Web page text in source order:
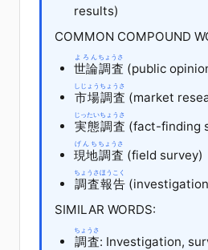
results)
COMMON COMPOUND
世論
よろん
調査
ちょうさ
(public
市場
しじょう
調査
ちょうさ
(market
実態
じったい
調査
ちょうさ
(fact-finding
現地
げんち
調査
ちょうさ
(field survey)
調査
ちょうさ
報告
ほうこく
SIMILAR WORDS:
調査
ちょうさ
: Investigation,